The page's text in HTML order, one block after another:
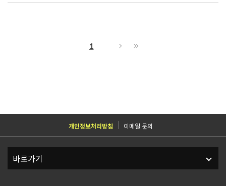
1
개인정보처리방침 이메일 문의